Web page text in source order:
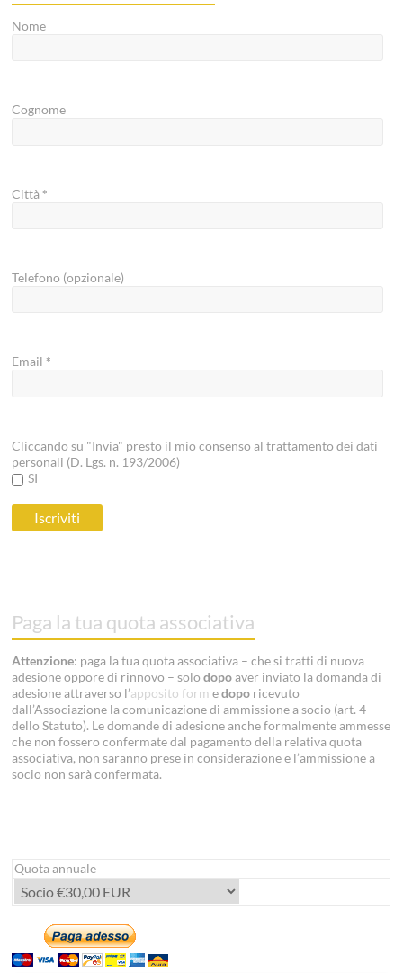
Nome
Cognome
Città*
Telefono (opzionale)
Email*
Cliccando su "Invia" presto il mio consenso al trattamento dei dati
personali (D. Lgs. n. 193/2006)
SI
Paga la tua quota associativa
Attenzione: paga la tua quota associativa – che si tratti di nuova
adesione oppore di rinnovo – solodopoaver inviato la domanda di
adesione attraverso l’apposito form edopo ricevuto
dall’Associazione la comunicazione di ammissione a socio (art. 4
dello Statuto). Le domande di adesione anche formalmente ammesse
che non fossero confermate dal pagamento della relativa quota
associativa, non saranno prese in considerazione e l’ammissione a
socio non sarà confermata.
Quota annuale